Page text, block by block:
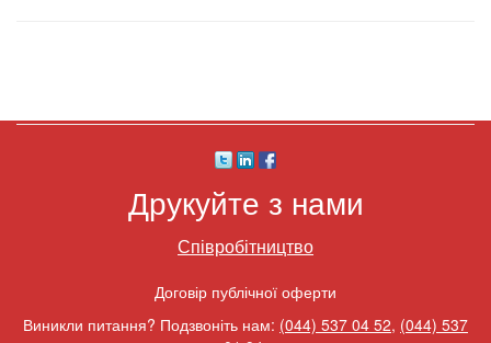
Друкуйте з нами
Співробітництво
Договір публічної оферти
Виникли питання? Подзвоніть нам: (044) 537 04 52, (044) 537